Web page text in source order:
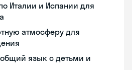
Италии и Испании для
атмосферу для
язык с детьми и